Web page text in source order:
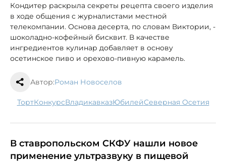
Кондитер раскрыла секреты рецепта своего изделия
в ходе общения с журналистами местной
телекомпании. Основа десерта, по словам Виктории, -
шоколадно-кофейный бисквит. В качестве
ингредиентов кулинар добавляет в основу
осетинское пиво и орехово-пивную карамель.
Автор:Роман Новоселов
торт конкурс Владикавказ юбилей Северная Осетия
В ставропольском СКФУ нашли новое
применение ультразвуку в пищевой